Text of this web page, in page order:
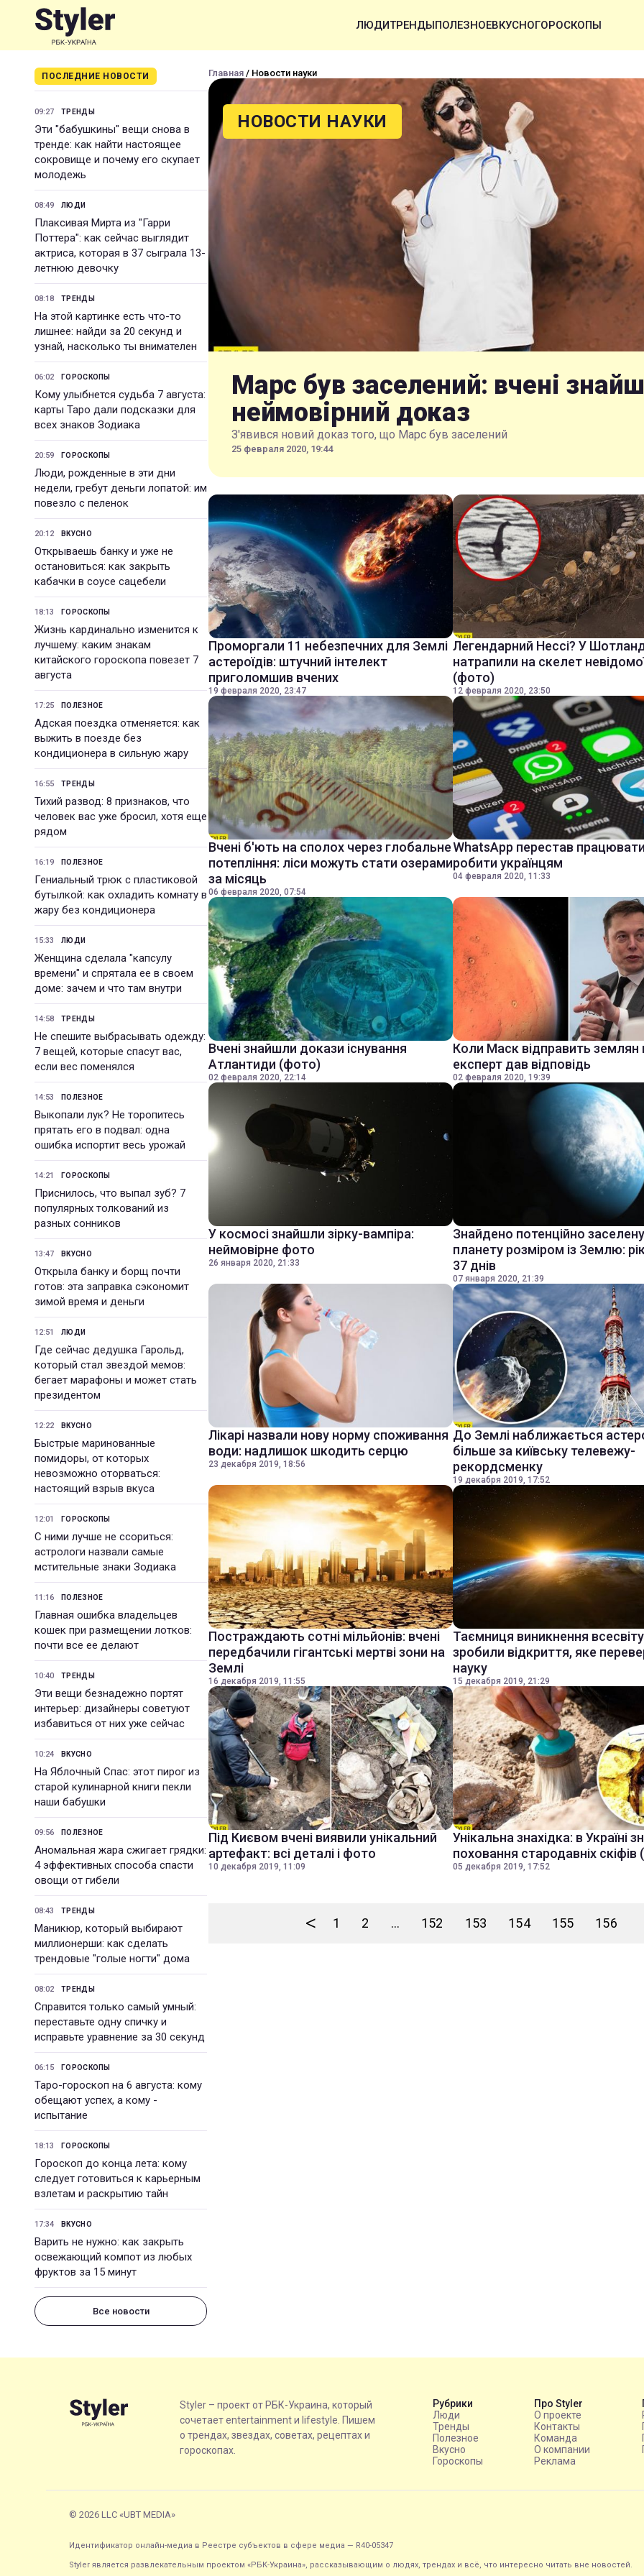
ЛЮДИТРЕНДЫПОЛЕЗНОЕВКУСНОГОРОСКОПЫ
ПОСЛЕДНИЕ НОВОСТИ
09:27 ТРЕНДЫ
Эти "бабушкины" вещи снова в
тренде: как найти настоящее
сокровище и почему его скупает
молодежь
08:49 ЛЮДИ
Плаксивая Мирта из "Гарри
Поттера": как сейчас выглядит
актриса, которая в 37 сыграла 13-
летнюю девочку
08:18 ТРЕНДЫ
На этой картинке есть что-то
лишнее: найди за 20 секунд и
узнай, насколько ты внимателен
06:02 ГОРОСКОПЫ
Кому улыбнется судьба 7 августа:
карты Таро дали подсказки для
всех знаков Зодиака
20:59 ГОРОСКОПЫ
Люди, рожденные в эти дни
недели, гребут деньги лопатой: им
повезло с пеленок
20:12 ВКУСНО
Открываешь банку и уже не
остановиться: как закрыть
кабачки в соусе сацебели
18:13 ГОРОСКОПЫ
Жизнь кардинально изменится к
лучшему: каким знакам
китайского гороскопа повезет 7
августа
17:25 ПОЛЕЗНОЕ
Адская поездка отменяется: как
выжить в поезде без
кондиционера в сильную жару
16:55 ТРЕНДЫ
Тихий развод: 8 признаков, что
человек вас уже бросил, хотя еще
рядом
16:19 ПОЛЕЗНОЕ
Гениальный трюк с пластиковой
бутылкой: как охладить комнату в
жару без кондиционера
15:33 ЛЮДИ
Женщина сделала "капсулу
времени" и спрятала ее в своем
доме: зачем и что там внутри
14:58 ТРЕНДЫ
Не спешите выбрасывать одежду:
7 вещей, которые спасут вас,
если вес поменялся
14:53 ПОЛЕЗНОЕ
Выкопали лук? Не торопитесь
прятать его в подвал: одна
ошибка испортит весь урожай
14:21 ГОРОСКОПЫ
Приснилось, что выпал зуб? 7
популярных толкований из
разных сонников
13:47 ВКУСНО
Открыла банку и борщ почти
готов: эта заправка сэкономит
зимой время и деньги
12:51 ЛЮДИ
Где сейчас дедушка Гарольд,
который стал звездой мемов:
бегает марафоны и может стать
президентом
12:22 ВКУСНО
Быстрые маринованные
помидоры, от которых
невозможно оторваться:
настоящий взрыв вкуса
12:01 ГОРОСКОПЫ
С ними лучше не ссориться:
астрологи назвали самые
мстительные знаки Зодиака
11:16 ПОЛЕЗНОЕ
Главная ошибка владельцев
кошек при размещении лотков:
почти все ее делают
10:40 ТРЕНДЫ
Эти вещи безнадежно портят
интерьер: дизайнеры советуют
избавиться от них уже сейчас
10:24 ВКУСНО
На Яблочный Спас: этот пирог из
старой кулинарной книги пекли
наши бабушки
09:56 ПОЛЕЗНОЕ
Аномальная жара сжигает грядки:
4 эффективных способа спасти
овощи от гибели
08:43 ТРЕНДЫ
Маникюр, который выбирают
миллионерши: как сделать
трендовые "голые ногти" дома
08:02 ТРЕНДЫ
Справится только самый умный:
переставьте одну спичку и
исправьте уравнение за 30 секунд
06:15 ГОРОСКОПЫ
Таро-гороскоп на 6 августа: кому
обещают успех, а кому -
испытание
18:13 ГОРОСКОПЫ
Гороскоп до конца лета: кому
следует готовиться к карьерным
взлетам и раскрытию тайн
17:34 ВКУСНО
Варить не нужно: как закрыть
освежающий компот из любых
фруктов за 15 минут
Все новости
Главная / Новости науки
НОВОСТИ НАУКИ
Марс був заселений: вчені
неймовірний доказ
З'явився новий доказ того, що Марс був заселений
25 февраля 2020, 19:44
Проморгали 11 небезпечних для Землі
астероїдів: штучний інтелект
приголомшив вчених
19 февраля 2020, 23:47
Легендарний Нессі? У
натрапили на скелет
(фото)
12 февраля 2020, 23:50
Вчені б'ють на сполох через глобальне
потепління: ліси можуть стати озерами
за місяць
06 февраля 2020, 07:54
WhatsApp перестав
робити українцям
04 февраля 2020, 11:33
Вчені знайшли докази існування
Атлантиди (фото)
02 февраля 2020, 22:14
Коли Маск відправить землян
експерт дав відповідь
02 февраля 2020, 19:39
У космосі знайшли зірку-вампіра:
неймовірне фото
26 января 2020, 21:33
Знайдено потенційно заселену
планету розміром із Землю:
37 днів
07 января 2020, 21:39
Лікарі назвали нову норму споживання
води: надлишок шкодить серцю
23 декабря 2019, 18:56
До Землі наближається
більше за київську телевежу-
рекордсменку
19 декабря 2019, 17:52
Постраждають сотні мільйонів: вчені
передбачили гігантські мертві зони на
Землі
16 декабря 2019, 11:55
Таємниця виникнення
зробили відкриття, яке
науку
15 декабря 2019, 21:29
Під Києвом вчені виявили унікальний
артефакт: всі деталі і фото
10 декабря 2019, 11:09
Унікальна знахідка: в Україні
поховання стародавніх
05 декабря 2019, 17:52
< 1 2 ... 152 153 154 155 156
Styler – проект от РБК-Украина, который
сочетает entertainment и lifestyle. Пишем
о трендах, звездах, советах, рецептах и
гороскопах.
Рубрики
Люди
Тренды
Полезное
Вкусно
Гороскопы
Про Styler
О проекте
Контакты
Команда
О компании
Реклама
© 2026 LLC «UBT MEDIA»
Идентификатор онлайн-медиа в Реестре субъектов в сфере медиа — R40-05347
Styler является развлекательным проектом «РБК-Украина», рассказывающим о людях, трендах и всё, что интересно читать вне новостей.